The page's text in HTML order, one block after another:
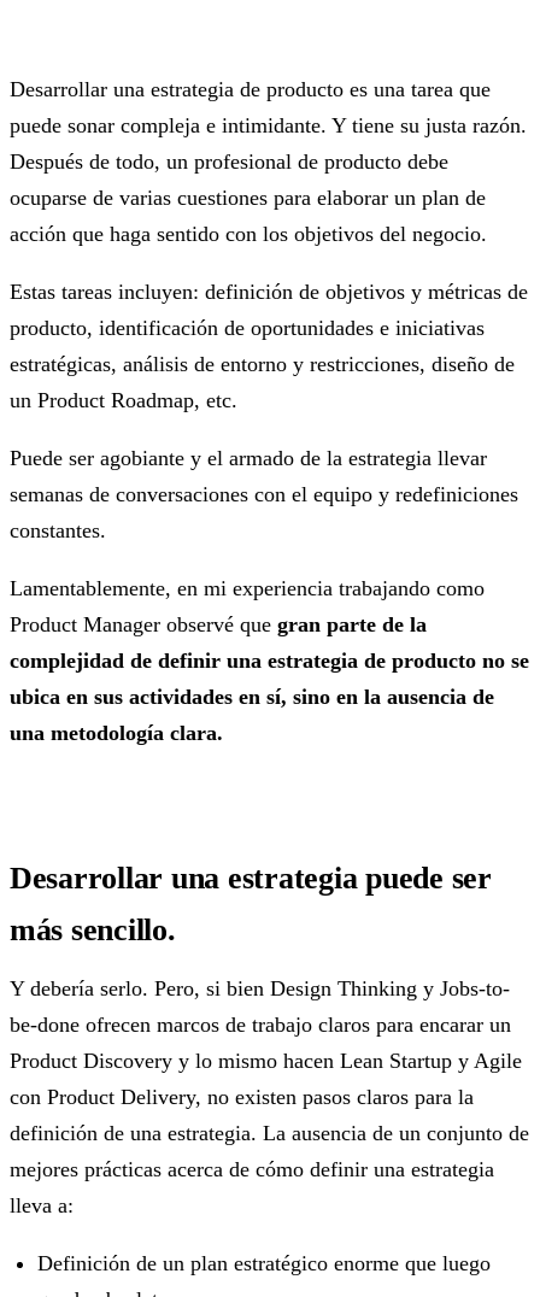
Desarrollar una estrategia de producto es una tarea que
puede sonar compleja e intimidante. Y tiene su justa razón.
Después de todo, un profesional de producto debe
ocuparse de varias cuestiones para elaborar un plan de
acción que haga sentido con los objetivos del negocio.
Estas tareas incluyen: definición de objetivos y métricas de
producto, identificación de oportunidades e iniciativas
estratégicas, análisis de entorno y restricciones, diseño de
un Product Roadmap, etc.
Puede ser agobiante y el armado de la estrategia llevar
semanas de conversaciones con el equipo y redefiniciones
constantes.
Lamentablemente, en mi experiencia trabajando como
Product Manager observé que gran parte de la
complejidad de definir una estrategia de producto no se
ubica en sus actividades en sí, sino en la ausencia de
una metodología clara.
Desarrollar una estrategia puede ser
más sencillo.
Y debería serlo. Pero, si bien Design Thinking y Jobs-to-
be-done ofrecen marcos de trabajo claros para encarar un
Product Discovery y lo mismo hacen Lean Startup y Agile
con Product Delivery, no existen pasos claros para la
definición de una estrategia. La ausencia de un conjunto de
mejores prácticas acerca de cómo definir una estrategia
lleva a:
Definición de un plan estratégico enorme que luego